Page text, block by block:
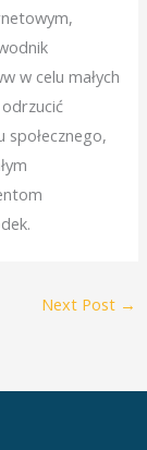
w celu małych
społecznego,
Next Post →